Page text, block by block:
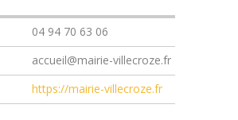
04 94 70 63 06
accueil@mairie-villecroze.fr
https://mairie-villecroze.fr